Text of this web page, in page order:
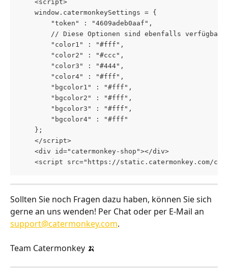
<script>
window.catermonkeySettings = {
"token" : "4609adeb0aaf",
// Diese Optionen sind ebenfalls verfügbar
"color1" : "#fff",
"color2" : "#ccc",
"color3" : "#444",
"color4" : "#fff",
"bgcolor1" : "#fff",
"bgcolor2" : "#fff",
"bgcolor3" : "#fff",
"bgcolor4" : "#fff"
};
</script>
<div id="catermonkey-shop"></div>
<script src="https://static.catermonkey.com/
Sollten Sie noch Fragen dazu haben, können Sie sich
gerne an uns wenden! Per Chat oder per E-Mail an
support@catermonkey.com.
Team Catermonkey 🍌